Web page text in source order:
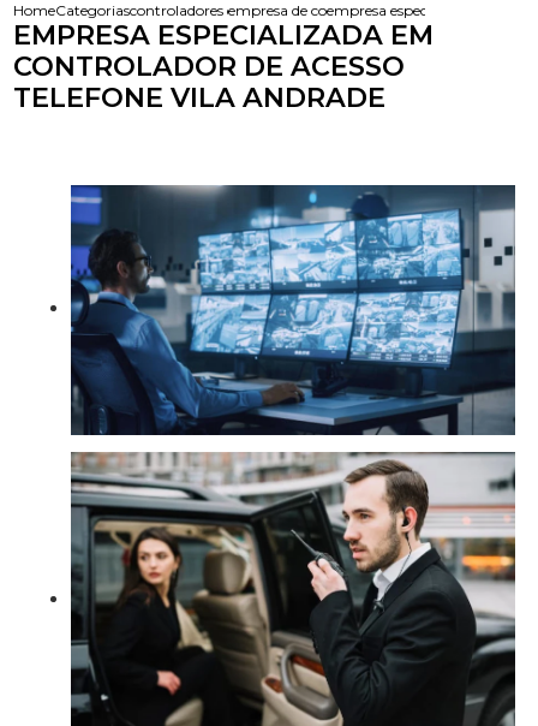
HomeCategoriascontroladores de acessoempresa de controlador de acesso
empresa especializada em
EMPRESA ESPECIALIZADA EM
CONTROLADOR DE ACESSO
TELEFONE VILA ANDRADE